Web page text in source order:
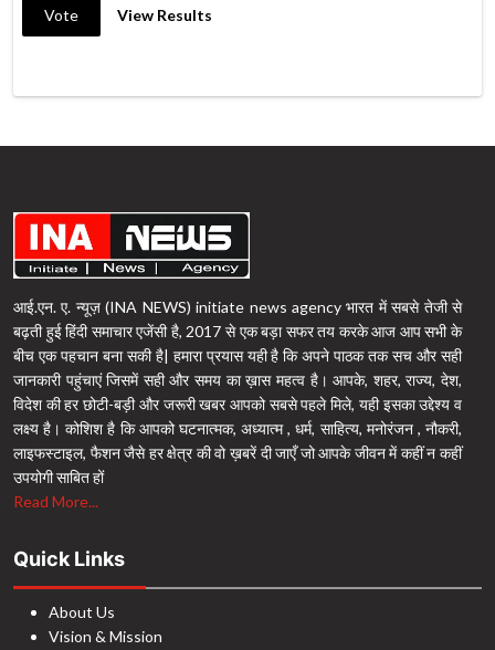
Vote View Results
आई.एन. ए. न्यूज़ (INA NEWS) initiate news agency भारत में सबसे तेजी से
बढ़ती हुई हिंदी समाचार एजेंसी है, 2017 से एक बड़ा सफर तय करके आज आप सभी के
बीच एक पहचान बना सकी है| हमारा प्रयास यही है कि अपने पाठक तक सच और सही
जानकारी पहुंचाएं जिसमें सही और समय का ख़ास महत्व है। आपके, शहर, राज्य, देश,
विदेश की हर छोटी-बड़ी और जरूरी खबर आपको सबसे पहले मिले, यही इसका उद्देश्य व
लक्ष्य है। कोशिश है कि आपको घटनात्मक, अध्यात्म , धर्म, साहित्य, मनोरंजन , नौकरी,
लाइफस्टाइल, फैशन जैसे हर क्षेत्र की वो ख़बरें दी जाएँ जो आपके जीवन में कहीं न कहीं
उपयोगी साबित हों
Read More...
Quick Links
About Us
Vision & Mission